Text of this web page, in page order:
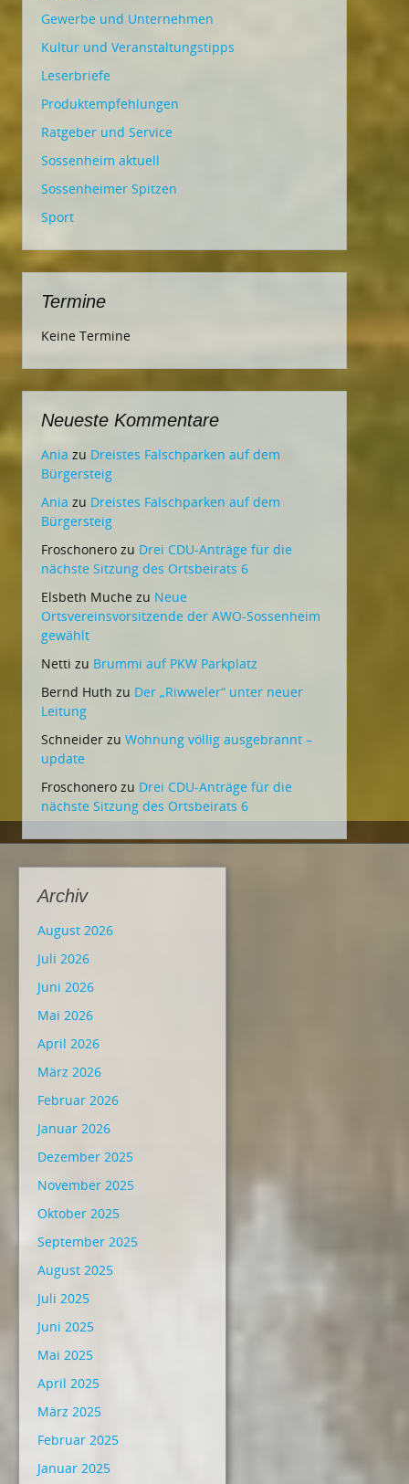
Gewerbe und Unternehmen
Kultur und Veranstaltungstipps
Leserbriefe
Produktempfehlungen
Ratgeber und Service
Sossenheim aktuell
Sossenheimer Spitzen
Sport
Termine
Keine Termine
Neueste Kommentare
Ania zu Dreistes Falschparken auf dem
Bürgersteig
Ania zu Dreistes Falschparken auf dem
Bürgersteig
Froschonero zu Drei CDU-Anträge für die
nächste Sitzung des Ortsbeirats 6
Elsbeth Muche zu Neue
Ortsvereinsvorsitzende der AWO-Sossenheim
gewählt
Netti zu Brummi auf PKW Parkplatz
Bernd Huth zu Der „Riwweler“ unter neuer
Leitung
Schneider zu Wohnung völlig ausgebrannt –
update
Froschonero zu Drei CDU-Anträge für die
nächste Sitzung des Ortsbeirats 6
Archiv
August 2026
Juli 2026
Juni 2026
Mai 2026
April 2026
März 2026
Februar 2026
Januar 2026
Dezember 2025
November 2025
Oktober 2025
September 2025
August 2025
Juli 2025
Juni 2025
Mai 2025
April 2025
März 2025
Februar 2025
Januar 2025